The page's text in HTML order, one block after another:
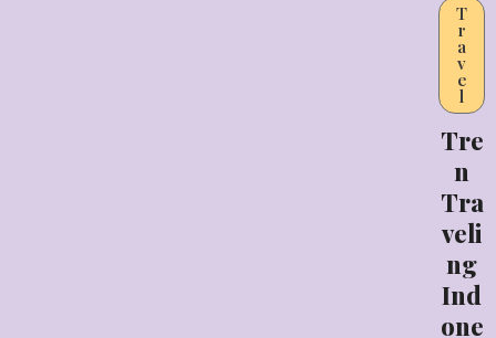
T
r
a
v
e
l
Tre
n
Tra
veli
ng
Ind
one